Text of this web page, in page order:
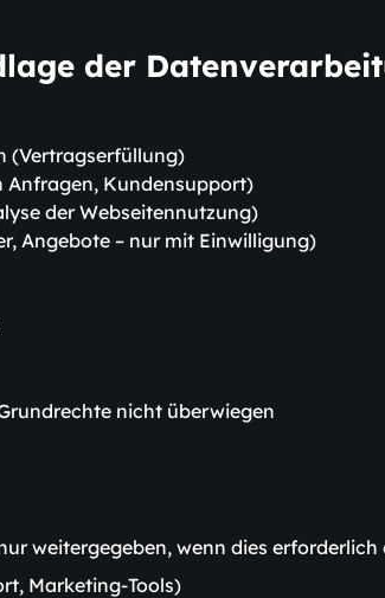
der
(Vertragserfüllung)
Kundensupport)
der Webseitennutzung)
Angebote – nur mit Einwilligung)
nicht überwiegen
weitergegeben, wenn dies
Marketing-Tools)